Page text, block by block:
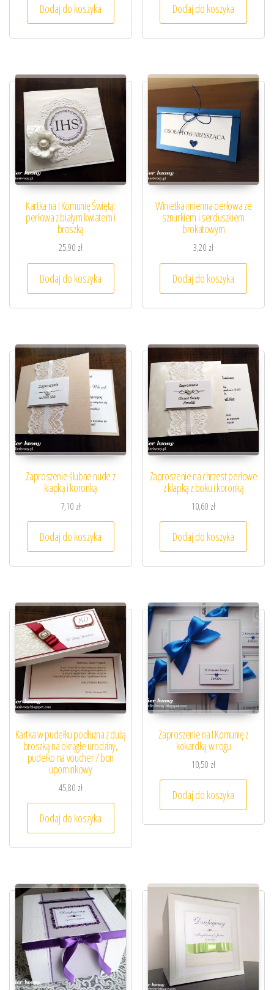
Dodaj do koszyka Dodaj do koszyka
Kartka na I Komunię Świętą:
perłowa z białym kwiatem i
broszką
25,90 zł
Dodaj do koszyka
Winietka imienna perłowa ze
sznurkiem i serduszkiem
brokatowym
3,20 zł
Dodaj do koszyka
Zaproszenie ślubne nude z
klapką i koronką
7,10 zł
Dodaj do koszyka
Zaproszenie na chrzest perłowe
z klapką z boku i koronką
10,60 zł
Dodaj do koszyka
Kartka w pudełku podłużna z dużą
broszką na okrągłe urodziny,
pudełko na voucher / bon
upominkowy
45,80 zł
Dodaj do koszyka
Zaproszenie na I Komunię z
kokardką w rogu
10,50 zł
Dodaj do koszyka